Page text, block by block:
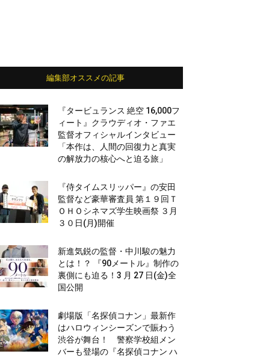
編集部オススメの記事
『タービュランス 絶空 16,000フ
ィート』クラウディオ・ファエ
監督オフィシャルインタビュー
「本作は、人間の回復力と真実
の解放力の核心へと迫る旅」
『侍タイムスリッパー』の安田
監督など豪華審査員 第１９回Ｔ
ＯＨＯシネマズ学生映画祭 ３月
３０日(月)開催
新進気鋭の監督・中川駿の魅力
とは！？ 『90メートル』制作の
裏側にも迫る！3 月 27 日(金)全
国公開
劇場版「名探偵コナン」最新作
はハロウィンシーズンで賑わう
渋谷が舞台！ 警察学校組メン
バーも登場の『名探偵コナン ハ